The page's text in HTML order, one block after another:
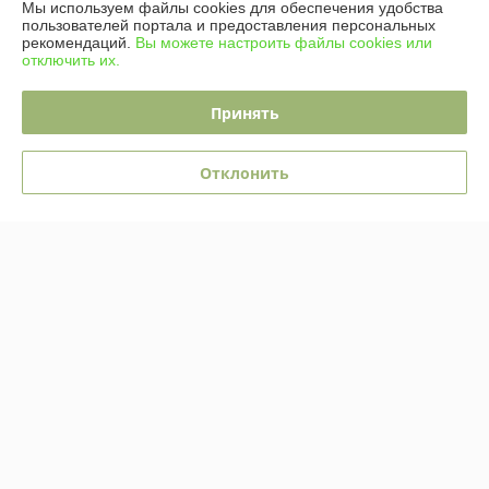
Контакты
Доставка и оплата
Полная версия сайта
Политика обработки cookies
Мы используем файлы cookies для обеспечения удобства
пользователей портала и предоставления персональных
рекомендаций. Вы можете настроить файлы cookies или
отключить их.
Принять
Отклонить